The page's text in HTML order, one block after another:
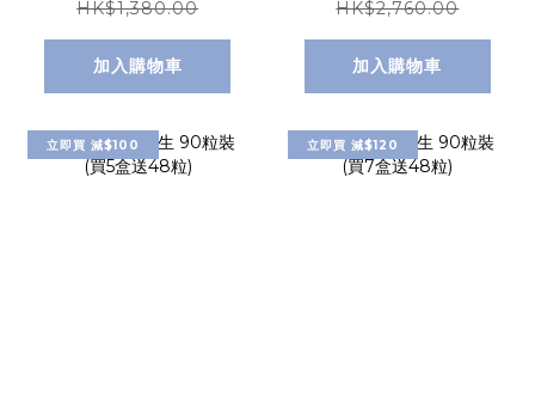
HK$1,380.00
加入購物車
HK$2,760.00
加入購物車
立即買 減$100 立即買 減$120